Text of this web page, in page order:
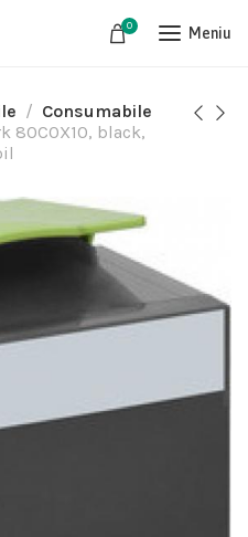
0 Meniu
Consumabile
80C0X10, black,